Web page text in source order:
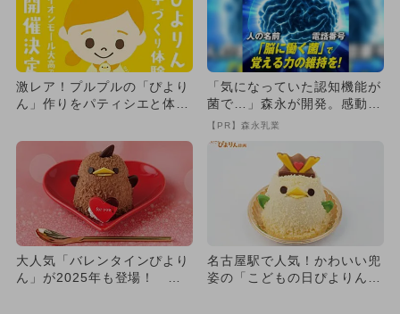
激レア！プルプルの「ぴより
ん」作りをパティシエと体
「気になっていた認知機能が
菌で…」森永が開発。感動の
70代続出
【PR】森永乳業
大人気「バレンタインぴより
ん」が2025年も登場！ 名
名古屋駅で人気！かわいい兜
姿の「こどもの日ぴよりん」